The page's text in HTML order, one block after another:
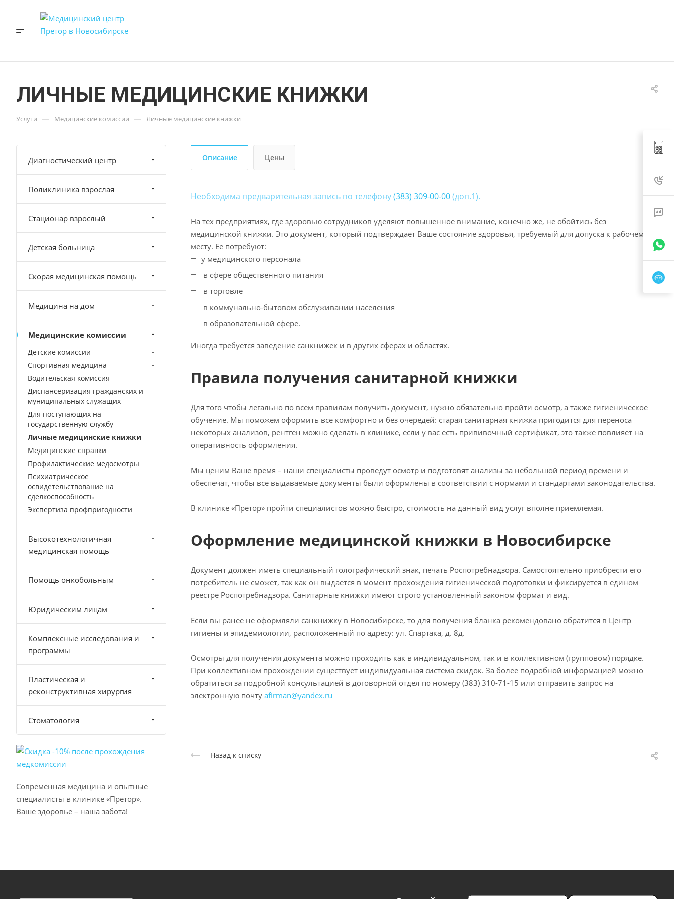
ЛИЧНЫЕ МЕДИЦИНСКИЕ КНИЖКИ
Услуги — Медицинские комиссии — Личные медицинские книжки
Описание Цены
Необходима предварительная запись по телефону(383) 309-00-00(доп.1).
На тех предприятиях, где здоровью сотрудников уделяют повышенное внимание, конечно же, не обойтись без
медицинской книжки. Это документ, который подтверждает Ваше состояние здоровья, требуемый для допуска к рабочему
месту. Ее потребуют:
у медицинского персонала
в сфере общественного питания
в торговле
в коммунально-бытовом обслуживании населения
в образовательной сфере.
Иногда требуется заведение санкнижек и в других сферах и областях.
Правила получения санитарной книжки
Для того чтобы легально по всем правилам получить документ, нужно обязательно пройти осмотр, а также гигиеническое
обучение. Мы поможем оформить все комфортно и без очередей: старая санитарная книжка пригодится для переноса
некоторых анализов, рентген можно сделать в клинике, если у вас есть прививочный сертификат, это также повлияет на
оперативность оформления.
Мы ценим Ваше время – наши специалисты проведут осмотр и подготовят анализы за небольшой период времени и
обеспечат, чтобы все выдаваемые документы были оформлены в соответствии с нормами и стандартами законодательства.
В клинике «Претор» пройти специалистов можно быстро, стоимость на данный вид услуг вполне приемлемая.
Оформление медицинской книжки в Новосибирске
Документ должен иметь специальный голографический знак, печать Роспотребнадзора. Самостоятельно приобрести его
потребитель не сможет, так как он выдается в момент прохождения гигиенической подготовки и фиксируется в едином
реестре Роспотребнадзора. Санитарные книжки имеют строго установленный законом формат и вид.
Если вы ранее не оформляли санкнижку в Новосибирске, то для получения бланка рекомендовано обратится в Центр
гигиены и эпидемиологии, расположенный по адресу: ул. Спартака, д. 8д.
Осмотры для получения документа можно проходить как в индивидуальном, так и в коллективном (групповом) порядке.
При коллективном прохождении существует индивидуальная система скидок. За более подробной информацией можно
обратиться за подробной консультацией в договорной отдел по номеру (383) 310-71-15 или отправить запрос на
электронную почту afirman@yandex.ru
Назад к списку
Диагностический центр
Поликлиника взрослая
Стационар взрослый
Детская больница
Скорая медицинская помощь
Медицина на дом
Медицинские комиссии
Детские комиссии
Спортивная медицина
Водительская комиссия
Диспансеризация гражданских и
муниципальных служащих
Для поступающих на
государственную службу
Личные медицинские книжки
Медицинские справки
Профилактические медосмотры
Психиатрическое
освидетельствование на
сделкоспособность
Экспертиза профпригодности
Высокотехнологичная
медицинская помощь
Помощь онкобольным
Юридическим лицам
Комплексные исследования и
программы
Пластическая и
реконструктивная хирургия
Стоматология
Современная медицина и опытные
специалисты в клинике «Претор».
Ваше здоровье – наша забота!